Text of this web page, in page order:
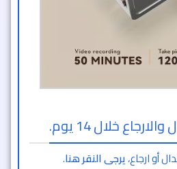
خلال 14 يوم.
أو ارجاع،يرجى النقر هنا.